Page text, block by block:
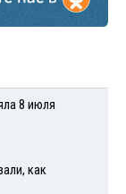
8 июля
как